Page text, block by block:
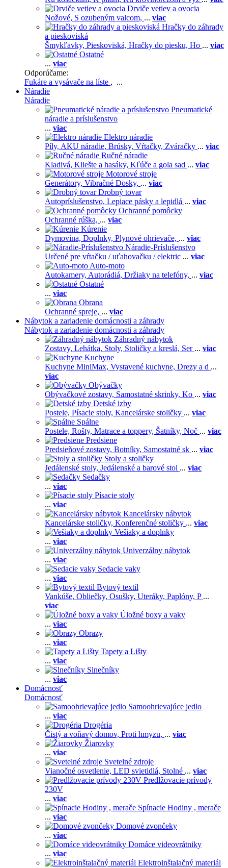
Drviče vetiev a ovocia
Nožové, S ozubeným valcom, ... viac
Hračky do záhrady
a pieskoviská
Šmykľavky, Pieskoviská, Hračky do piesku, Ho ... viac
Ostatné
... viac
Odporúčame:
Fukáre a vysávače na líste , ...
Náradie
Náradie
Pneumatické
náradie a príslušenstvo
... viac
Elektro náradie
Píly, AKU náradie, Brúsky, Vŕtačky, Zváračky ... viac
Ručné náradie
Kladivá, Kliešte a hasáky, Kľúče a gola sad ... viac
Motorové stroje
Generátory, Vibračné Dosky, ... viac
Drobný tovar
Autopríslušenstvo, Lepiace pásky a lepidlá ... viac
Ochranné pomôcky
Ochranné rúška, ... viac
Kúrenie
Dymovina, Doplnky, Plynové ohrievače, ... viac
Náradie-Príslušenstvo
Určené pre vŕtačku / uťahovačku / elektric ... viac
Auto-moto
Autokamery, Autorádiá, Držiaky na telefóny, ... viac
Ostatné
... viac
Obrana
Ochranné spreje, ... viac
Nábytok a zariadenie domácnosti a záhrady
Nábytok a zariadenie domácnosti a záhrady
Záhradný nábytok
Zostavy, Lehátka, Stoly, Stoličky a kreslá, Ser ... viac
Kuchyne
Kuchyne MiniMax, Vystavené kuchyne, Drezy a d ...
viac
Obývačky
Obývačkové zostavy, Samostatné skrinky, Ko ... viac
Detské izby
Postele, Písacie stoly, Kancelárske stoličky ... viac
Spálne
Postele, Rošty, Matrace a toppery, Šatníky, Noč ... viac
Predsiene
Predsieňové zostavy, Botníky, Samostatné sk ... viac
Stoly a stoličky
Jedálenské stoly, Jedálenské a barové stol ... viac
Sedačky
... viac
Písacie stoly
... viac
Kancelársky nábytok
Kancelárske stoličky, Konferenčné stoličky ... viac
Vešiaky a doplnky
... viac
Univerzálny nábytok
... viac
Sedacie vaky
... viac
Bytový textil
Vankúše, Obliečky, Osušky, Uteráky, Paplóny, P ...
viac
Úložné boxy a vaky
... viac
Obrazy
... viac
Tapety a Lišty
... viac
Slnečníky
... viac
Domácnosť
Domácnosť
Samoohrievajúce jedlo
... viac
Drogéria
Čistý a voňavý domov, Proti hmyzu, ... viac
Žiarovky
... viac
Svetelné zdroje
Vianočné osvetlenie, LED svietidlá, Stolné ... viac
Predlžovacie prívody
230V
... viac
Spínacie Hodiny , merače
... viac
Domové zvončeky
... viac
Domáce videovrátniky
... viac
Elektroinštalačný materiál